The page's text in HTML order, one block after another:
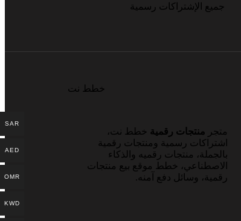
جميع الإشتراكات رسمية
خطط نت
متجر منتجات رقمية خطط نت،
اشتراكات رسمية ومنتجات رقمية
بالجملة، منتجات رقميه والذكاء
الاصطناعي، خطط موقع بيع منتجات
رقمية، وسائل دفع آمنه.
SAR
AED
OMR
KWD